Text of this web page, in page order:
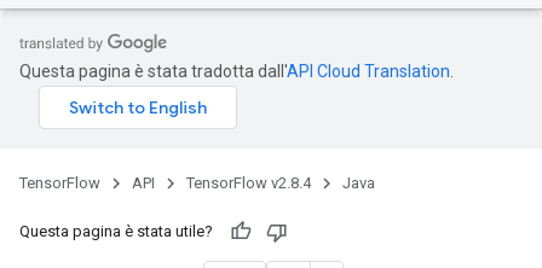
Questa pagina è stata tradotta dall'API Cloud Translation
TensorFlow API TensorFlow v2.8.4 Java
Questa pagina è stata utile?